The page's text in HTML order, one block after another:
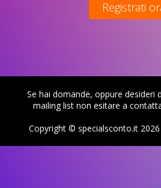
Se hai domande, oppure desideri
mailing list non esitare a
Copyright © specialsconto.it